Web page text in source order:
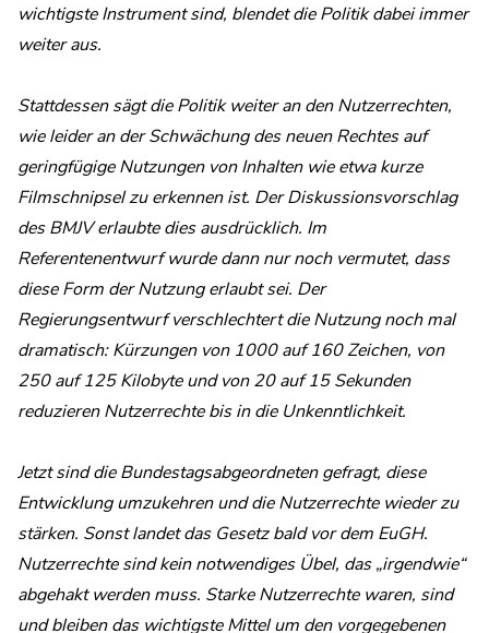
wichtigste Instrument sind, blendet die Politik dabei immer
weiter aus.
Stattdessen sägt die Politik weiter an den Nutzerrechten,
wie leider an der Schwächung des neuen Rechtes auf
geringfügige Nutzungen von Inhalten wie etwa kurze
Filmschnipsel zu erkennen ist. Der Diskussionsvorschlag
des BMJV erlaubte dies ausdrücklich. Im
Referentenentwurf wurde dann nur noch vermutet, dass
diese Form der Nutzung erlaubt sei. Der
Regierungsentwurf verschlechtert die Nutzung noch mal
dramatisch: Kürzungen von 1000 auf 160 Zeichen, von
250 auf 125 Kilobyte und von 20 auf 15 Sekunden
reduzieren Nutzerrechte bis in die Unkenntlichkeit.
Jetzt sind die Bundestagsabgeordneten gefragt, diese
Entwicklung umzukehren und die Nutzerrechte wieder zu
stärken. Sonst landet das Gesetz bald vor dem EuGH.
Nutzerrechte sind kein notwendiges Übel, das „irgendwie“
abgehakt werden muss. Starke Nutzerrechte waren, sind
und bleiben das wichtigste Mittel um den vorgegebenen